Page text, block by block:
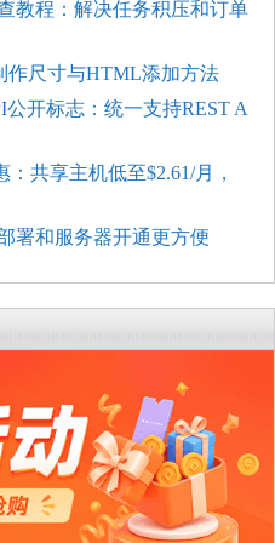
查教程：解决任务积压和订单
作尺寸与HTML添加方法
公开标志：统一支持REST A
：共享主机低至$2.61/月，
署和服务器开通更方便